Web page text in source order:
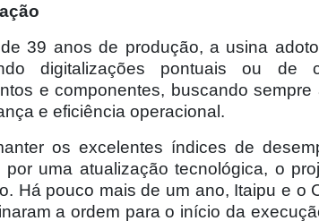
39 anos de produção, a usina
digitalizações pontuais ou de
e componentes, buscando
e eficiência operacional.
os excelentes índices de
por uma atualização tecnológica, o
Há pouco mais de um ano, Itaipu e o
a ordem para o início da